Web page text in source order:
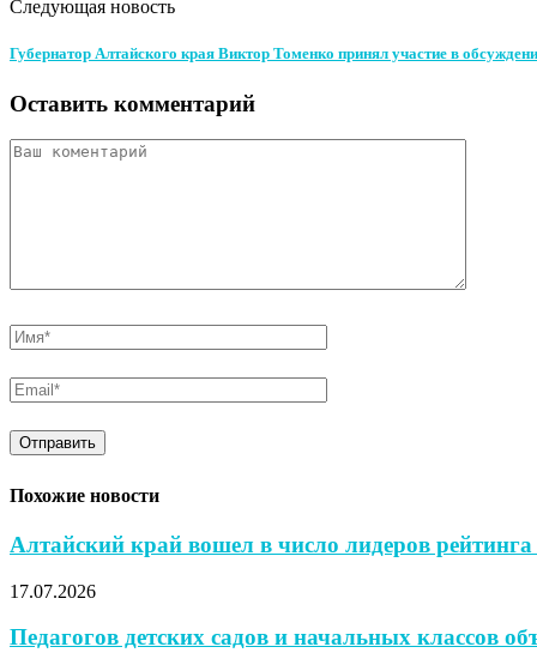
Следующая новость
Губернатор Алтайского края Виктор Томенко принял участие в
Оставить комментарий
Похожие новости
Алтайский край вошел в число лидеров рейтинга
17.07.2026
Педагогов детских садов и начальных классов